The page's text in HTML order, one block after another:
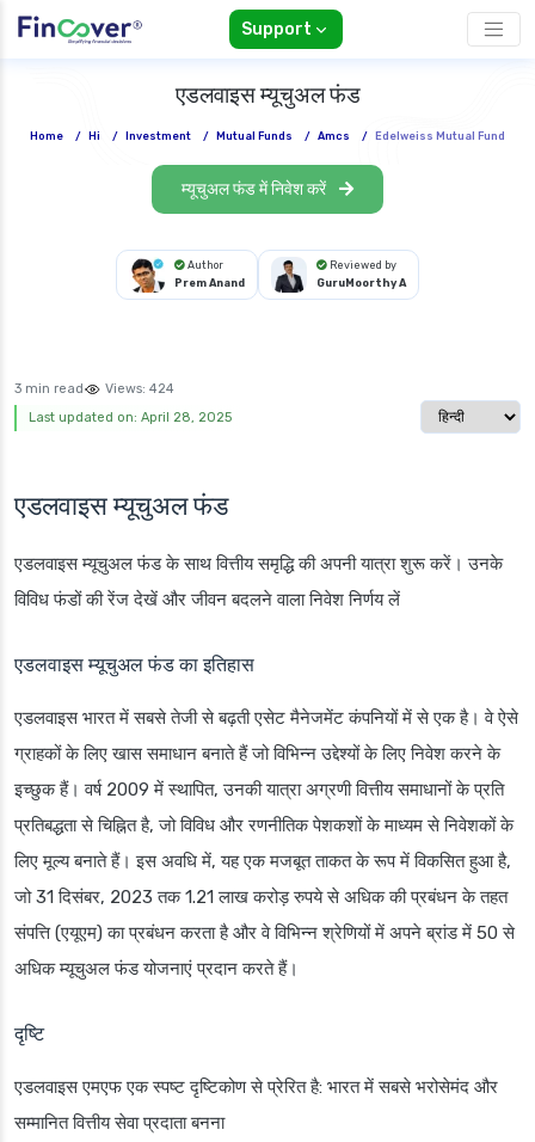
Support
एडलवाइस म्यूचुअल फंड
Home / Hi / Investment / Mutual Funds / Amcs / Edelweiss Mutual Fund
म्यूचुअल फंड में निवेश करें
Author
Prem Anand
Reviewed by
GuruMoorthy A
3 min read Views: 424
Last updated on: April 28, 2025
Select
एडलवाइस म्यूचुअल फंड
एडलवाइस म्यूचुअल फंड के साथ वित्तीय समृद्धि की अपनी यात्रा शुरू करें। उनके
विविध फंडों की रेंज देखें और जीवन बदलने वाला निवेश निर्णय लें
एडलवाइस म्यूचुअल फंड का इतिहास
एडलवाइस भारत में सबसे तेजी से बढ़ती एसेट मैनेजमेंट कंपनियों में से एक है। वे ऐसे
ग्राहकों के लिए खास समाधान बनाते हैं जो विभिन्न उद्देश्यों के लिए निवेश करने के
इच्छुक हैं। वर्ष 2009 में स्थापित, उनकी यात्रा अग्रणी वित्तीय समाधानों के प्रति
प्रतिबद्धता से चिह्नित है, जो विविध और रणनीतिक पेशकशों के माध्यम से निवेशकों के
लिए मूल्य बनाते हैं। इस अवधि में, यह एक मजबूत ताकत के रूप में विकसित हुआ है,
जो 31 दिसंबर, 2023 तक 1.21 लाख करोड़ रुपये से अधिक की प्रबंधन के तहत
संपत्ति (एयूएम) का प्रबंधन करता है और वे विभिन्न श्रेणियों में अपने ब्रांड में 50 से
अधिक म्यूचुअल फंड योजनाएं प्रदान करते हैं।
दृष्टि
एडलवाइस एमएफ एक स्पष्ट दृष्टिकोण से प्रेरित है: भारत में सबसे भरोसेमंद और
सम्मानित वित्तीय सेवा प्रदाता बनना